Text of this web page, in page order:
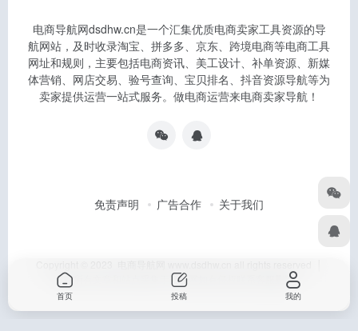
电商导航网dsdhw.cn是一个汇集优质电商卖家工具资源的导
航网站，及时收录淘宝、拼多多、京东、跨境电商等电商工具
网址和规则，主要包括电商资讯、美工设计、补单资源、新媒
体营销、网店交易、验号查询、宝贝排名、抖音资源导航等为
卖家提供运营一站式服务。做电商运营来电商卖家导航！
免责声明 广告合作 关于我们
本站所有文章和站点采集于互联网如有侵权联系客服删除
首页 投稿 我的